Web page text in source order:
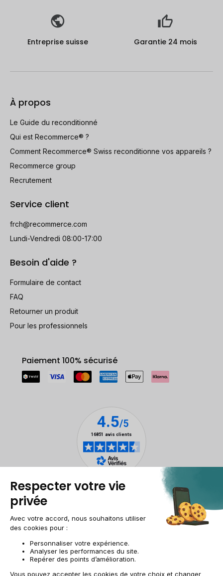
Entreprise suisse Garantie 24 mois
À propos
Le Guide du reconditionné
Qui est Recommerce® ?
Comment Recommerce® Swiss reconditionne vos appareils ?
Recommerce group
Recrutement
Service client
frch@recommerce.com
Lundi-Vendredi 08:00-17:00
Besoin d'aide ?
Formulaire de contact
FAQ
Retourner un produit
Pour les professionnels
Paiement 100% sécurisé
Mentions légalesGestion des cookies
Conditions générales de vente
AccessibilitéPlan du site
CH-FR | CHF